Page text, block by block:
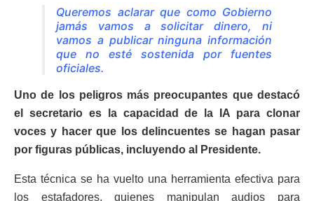
Queremos aclarar que como Gobierno
jamás vamos a solicitar dinero, ni
vamos a publicar ninguna información
que no esté sostenida por fuentes
oficiales.
Uno de los peligros más preocupantes que destacó
el secretario es la capacidad de la IA para clonar
voces y hacer que los delincuentes se hagan pasar
por figuras públicas, incluyendo al Presidente.
Esta técnica se ha vuelto una herramienta efectiva para
los estafadores, quienes manipulan audios para